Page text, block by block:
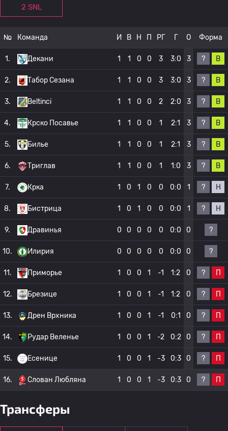
2 SNL
№ Команда И В Н П РГ Г О Форма
1. Декани 1 1 0 0 3 3:0 3 ? В
2. Табор Сезана 1 1 0 0 3 3:0 3 ? В
3. Beltinci 1 1 0 0 2 2:0 3 ? В
4. Крско Посавье 1 1 0 0 1 2:1 3 ? В
5. Билье 1 1 0 0 1 2:1 3 ? В
6. Триглав 1 1 0 0 1 1:0 3 ? В
7. Крка 1 0 1 0 0 0:0 1 ? Н
8. Бистрица 1 0 1 0 0 0:0 1 ? Н
9. Дравинья 0 0 0 0 0 0:0 0 ?
10. Илирия 0 0 0 0 0 0:0 0 ?
11. Приморье 1 0 0 1 -1 1:2 0 ? П
12. Брезице 1 0 0 1 -1 1:2 0 ? П
13. Дрен Врхника 1 0 0 1 -1 0:1 0 ? П
14. Рудар Веленье 1 0 0 1 -2 0:2 0 ? П
15. Есенице 1 0 0 1 -3 0:3 0 ? П
16. Слован Любляна 1 0 0 1 -3 0:3 0 ? П
Трансферы